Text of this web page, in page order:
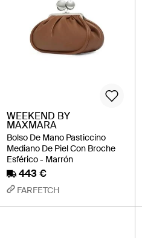
WEEKEND BY
MAXMARA
Bolso De Mano Pasticcino
Mediano De Piel Con Broche
Esférico - Marrón
443 €
FARFETCH